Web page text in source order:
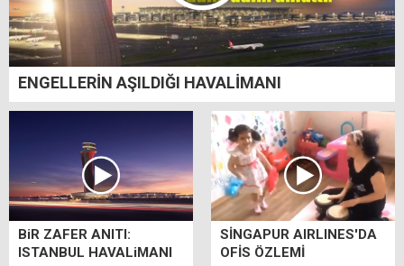
ENGELLERİN AŞILDIĞI HAVALİMANI
BiR ZAFER ANITI:
ISTANBUL HAVALiMANI
SİNGAPUR AIRLINES'DA
OFİS ÖZLEMİ